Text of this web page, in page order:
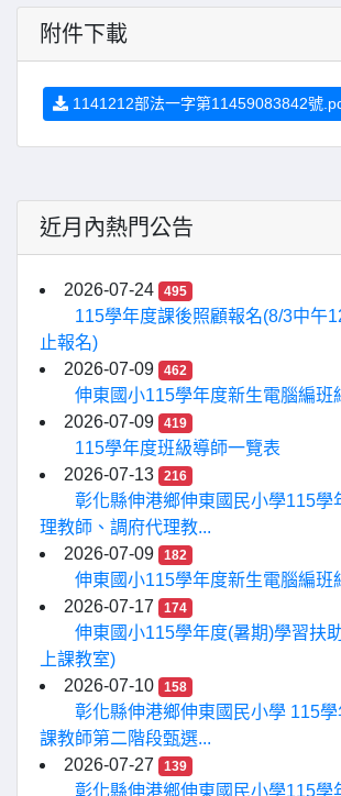
附件下載
1141212部法一字第11459083842號
近月內熱門公告
2026-07-24 495
115學年度課後照顧報名(8/3中午
止報名)
2026-07-09
462
伸東國小115學年度新生電腦編班
2026-07-09
419
115學年度班級導師一覽表
2026-07-13
216
彰化縣伸港鄉伸東國民小學115學
理教師、調府代理教...
2026-07-09
182
伸東國小115學年度新生電腦編班
2026-07-17
174
伸東國小115學年度(暑期)學習扶
上課教室)
2026-07-10
158
彰化縣伸港鄉伸東國民小學 115
課教師第二階段甄選...
2026-07-27
139
彰化縣伸港鄉伸東國民小學115學